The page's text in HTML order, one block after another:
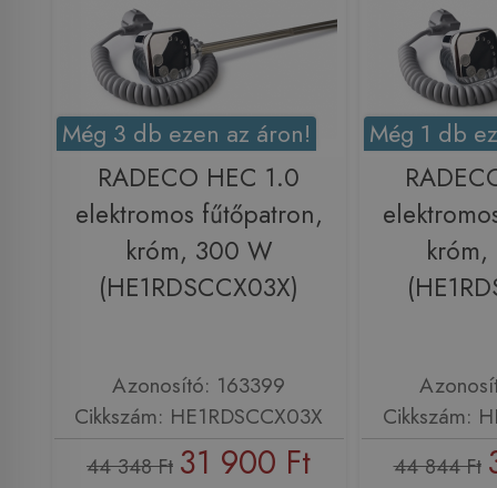
Még 3 db ezen az áron!
RADECO HEC 1.0
elektromos fűtőpatron,
króm, 300 W
(HE1RDSCCX03X)
Azonosító: 163399
Cikkszám: HE1RDSCCX03X
44 348 Ft 31 900 Ft
Még 1 db
Cikkszám:
44 844 Ft